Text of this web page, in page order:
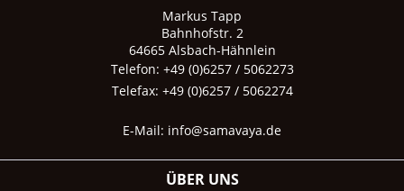
Markus Tapp
Bahnhofstr. 2
64665 Alsbach-Hähnlein
Telefon: +49 (0)6257 / 5062273
Telefax: +49 (0)6257 / 5062274
E-Mail: info@samavaya.de
ÜBER UNS